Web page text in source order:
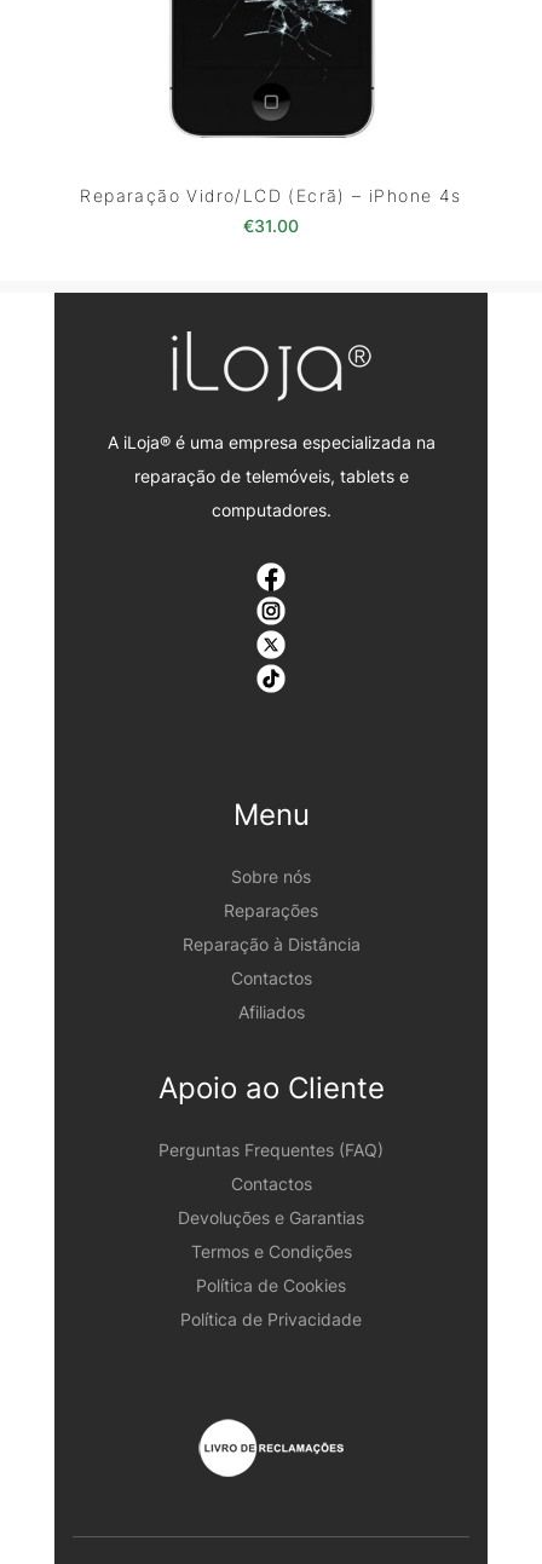
Reparação Vidro/LCD (Ecrã) – iPhone 4s
€31.00
A iLoja® é uma empresa especializada na
reparação de telemóveis, tablets e
computadores.
Menu
Sobre nós
Reparações
Reparação à Distância
Contactos
Afiliados
Apoio ao Cliente
Perguntas Frequentes (FAQ)
Contactos
Devoluções e Garantias
Termos e Condições
Política de Cookies
Política de Privacidade